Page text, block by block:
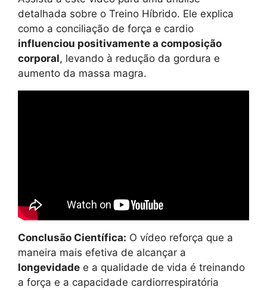
detalhada sobre o Treino Híbrido. Ele explica
como a conciliação de força e cardio
influenciou positivamente a composição
corporal, levando à redução da gordura e
aumento da massa magra.
Conclusão Científica: O vídeo reforça que a
maneira mais efetiva de alcançar a
longevidade e a qualidade de vida é treinando
a força e a capacidade cardiorrespiratória